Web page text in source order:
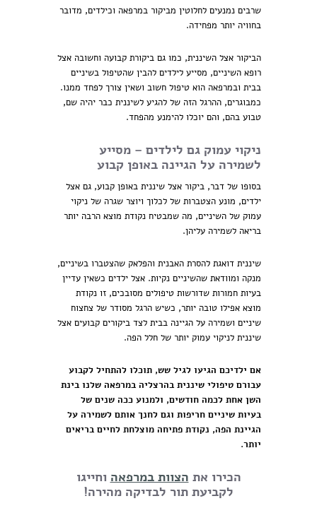
שרבים נמנעים לחלוטין מביקור במרפאה וכילדים, מדובר
בחוויה יותר מפחידה.
הביקור אצל השיננית, כמו גם ביקורת קבועה וחשובה אצל
רופא השיניים, מסייע לילדים להבין שהטיפול בשיניים
בבית ובמרפאה הוא טיפול חשוב ושאין צורך לפחד ממנו.
כמבוגרים, ההרגל הזה של להגיע לשיננית כבר יהיה שם,
טבוע בהם, והם יוכלו להימנע מהפחד.
ניקוי עמוק גם לילדים – מסייע
לשמירה על הגיינה באופן קבוע
בסופו של דבר, ביקור אצל שיננית באופן קבוע, גם אצל
ילדים, מונע הצטברות של לכלוך ויוצר שגרה של ניקוי
עמוק של השיניים, מה שמבטיח נקודת מוצא הרבה יותר
בריאה לשמירה עליהן.
שיננית דואגת להסרת האבנית והפלאק שהצטברו בשיניים,
מנקה ומוודאת שהשיניים נקיות. אצל ילדים כשאין עדיין
בעיות חמורות שדורשות טיפולים מסובכים, זו נקודת
מוצא אפילו טובה יותר, כשיש הרגל מסודר של צחצוח
שיניים ושמירה על הגיינה בבית לצד ביקורים קבועים אצל
שיננית לניקוי עמוק יותר של חלל הפה.
אם ילדיכם הגיעו לגיל שש, תוכלו להתחיל לקבוע
עבורם טיפולי שיננית בהרצליה במרפאה שלנו בינת
השן אחת לכמה חודשים, ולמנוע ככה שנים של
בעיות שיניים חריפות וגם לחנך אותם לשמירה על
הגיינת הפה, נקודת פתיחה מוצלחת לחיים בריאים
יותר.
הכירו את הצוות במרפאה וחייגו
לקביעת תור לבדיקה מהירה!